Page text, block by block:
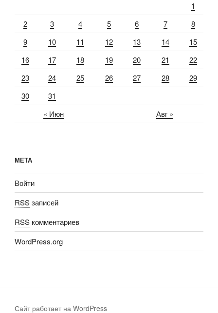
« Июн Авг »
1
2
3 4 5 6 7
8
9
10 11 12 13 14
15
16
17 18 19 20 21
22
23
24 25 26 27 28
29
30
31
МЕТА
Войти
RSSзаписей
RSS комментариев
WordPress.org
Сайт работает на WordPress